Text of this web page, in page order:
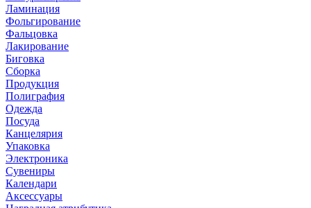
Ламинация
Фольгирование
Фальцовка
Лакирование
Биговка
Сборка
Продукция
Полиграфия
Одежда
Посуда
Канцелярия
Упаковка
Электроника
Сувениры
Календари
Аксессуары